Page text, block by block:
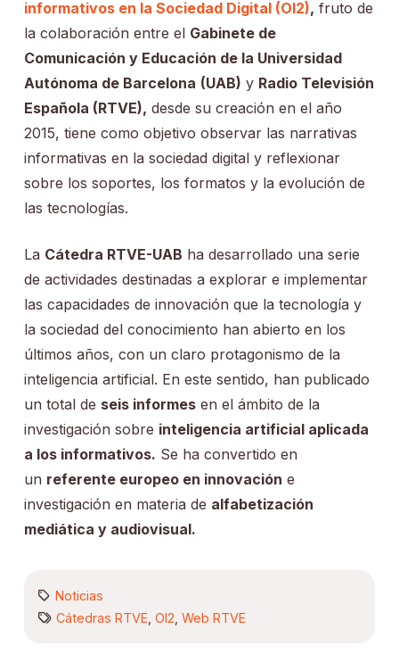
informativos en la Sociedad Digital (OI2), fruto de
la colaboración entre el Gabinete de
Comunicación y Educación de la Universidad
Autónoma de Barcelona (UAB) y Radio Televisión
Española (RTVE), desde su creación en el año
2015, tiene como objetivo observar las narrativas
informativas en la sociedad digital y reflexionar
sobre los soportes, los formatos y la evolución de
las tecnologías.
La Cátedra RTVE-UAB ha desarrollado una serie
de actividades destinadas a explorar e implementar
las capacidades de innovación que la tecnología y
la sociedad del conocimiento han abierto en los
últimos años, con un claro protagonismo de la
inteligencia artificial. En este sentido, han publicado
un total de seis informesen el ámbito de la
investigación sobre inteligencia artificial aplicada
a los informativos. Se ha convertido en
un referente europeo en innovación e
investigación en materia de alfabetización
mediática y audiovisual.
Noticias
Cátedras RTVE OI2 Web RTVE